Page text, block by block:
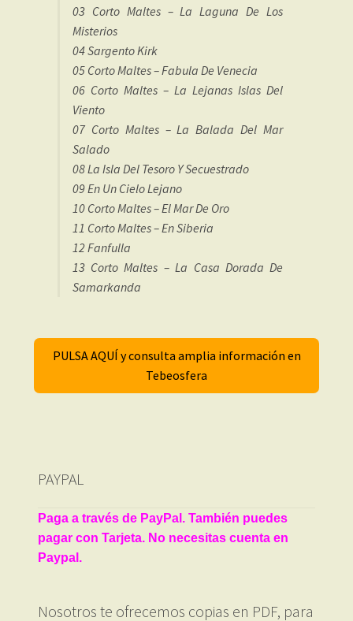
03 Corto Maltes – La Laguna De Los
Misterios
04 Sargento Kirk
05 Corto Maltes – Fabula De Venecia
06 Corto Maltes – La Lejanas Islas Del
Viento
07 Corto Maltes – La Balada Del Mar
Salado
08 La Isla Del Tesoro Y Secuestrado
09 En Un Cielo Lejano
10 Corto Maltes – El Mar De Oro
11 Corto Maltes – En Siberia
12 Fanfulla
13 Corto Maltes – La Casa Dorada De
Samarkanda
PULSA AQUÍ y consulta amplia información en
Tebeosfera
PAYPAL
Paga a través de PayPal. También puedes
pagar con Tarjeta. No necesitas cuenta en
Paypal.
Nosotros te ofrecemos copias en PDF, para